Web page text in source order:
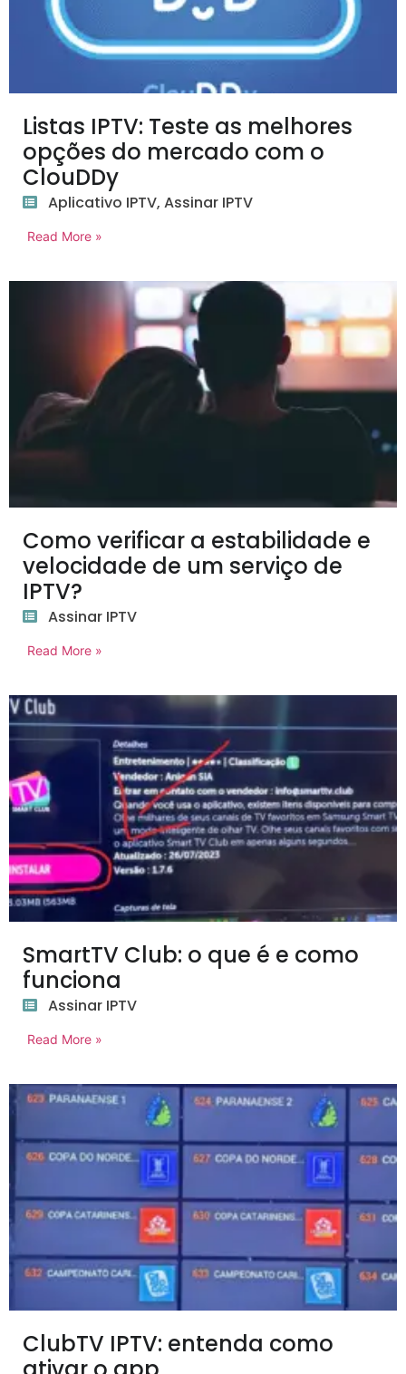
Listas IPTV: Teste as melhores
opções do mercado com o
ClouDDy
Aplicativo IPTV, Assinar IPTV
Read More »
Como verificar a estabilidade e
velocidade de um serviço de
IPTV?
Assinar IPTV
Read More »
SmartTV Club: o que é e como
funciona
Assinar IPTV
Read More »
ClubTV IPTV: entenda como